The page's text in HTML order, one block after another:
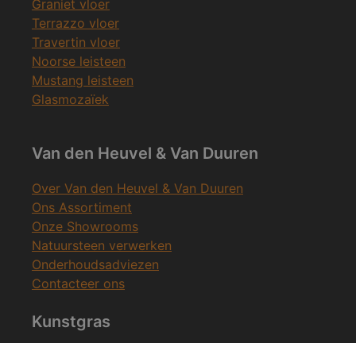
Graniet vloer
Terrazzo vloer
Travertin vloer
Noorse leisteen
Mustang leisteen
Glasmozaïek
Van den Heuvel & Van Duuren
Over Van den Heuvel & Van Duuren
Ons Assortiment
Onze Showrooms
Natuursteen verwerken
Onderhoudsadviezen
Contacteer ons
Kunstgras